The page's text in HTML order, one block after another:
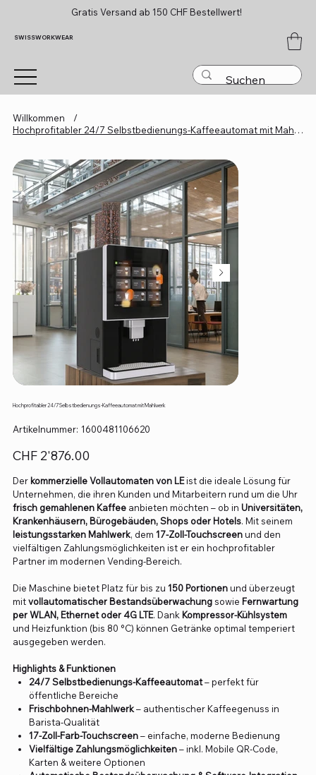
Gratis Versand ab 150 CHF Bestellwert!
SWISSWORKWEAR
Willkommen
/
Hochprofitabler 24/7 Selbstbedienungs-Kaffeeautomat mit Mahlwerk
Hochprofitabler 24/7 Selbstbedienungs-Kaffeeautomat mit Mahlwerk
Artikelnummer: Artikelnummer:
1600481106620
1600481106620
Preis
CHF 2'876.00
Der kommerzielle Vollautomaten von LEist die ideale Lösung für
Unternehmen, die ihren Kunden und Mitarbeitern rund um die Uhr
frisch gemahlenen Kaffeeanbieten möchten – ob in Universitäten,
Krankenhäusern, Bürogebäuden, Shops oder Hotels. Mit seinem
leistungsstarken Mahlwerk, dem 17-Zoll-Touchscreenund den
vielfältigen Zahlungsmöglichkeiten ist er ein hochprofitabler
Partner im modernen Vending-Bereich.
Die Maschine bietet Platz für bis zu 150 Portionenund überzeugt
mitvollautomatischer Bestandsüberwachungsowie Fernwartung
per WLAN, Ethernet oder 4G LTE. Dank Kompressor-Kühlsystem
und Heizfunktion (bis 80 °C) können Getränke optimal temperiert
ausgegeben werden.
Highlights & Funktionen
24/7 Selbstbedienungs-Kaffeeautomat– perfekt für
öffentliche Bereiche
Frischbohnen-Mahlwerk– authentischer Kaffeegenuss in
Barista-Qualität
17-Zoll-Farb-Touchscreen– einfache, moderne Bedienung
Vielfältige Zahlungsmöglichkeiten– inkl. Mobile QR-Code,
Karten & weitere Optionen